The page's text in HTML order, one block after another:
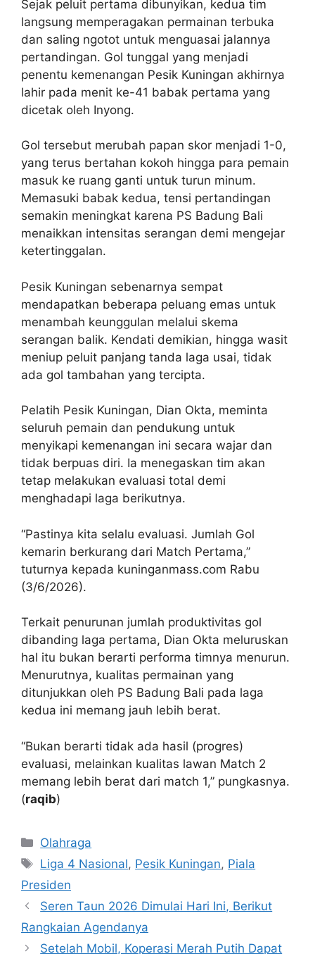
Sejak peluit pertama dibunyikan, kedua tim
langsung memperagakan permainan terbuka
dan saling ngotot untuk menguasai jalannya
pertandingan. Gol tunggal yang menjadi
penentu kemenangan Pesik Kuningan akhirnya
lahir pada menit ke-41 babak pertama yang
dicetak oleh Inyong.
Gol tersebut merubah papan skor menjadi 1-0,
yang terus bertahan kokoh hingga para pemain
masuk ke ruang ganti untuk turun minum.
Memasuki babak kedua, tensi pertandingan
semakin meningkat karena PS Badung Bali
menaikkan intensitas serangan demi mengejar
ketertinggalan.
Pesik Kuningan sebenarnya sempat
mendapatkan beberapa peluang emas untuk
menambah keunggulan melalui skema
serangan balik. Kendati demikian, hingga wasit
meniup peluit panjang tanda laga usai, tidak
ada gol tambahan yang tercipta.
Pelatih Pesik Kuningan, Dian Okta, meminta
seluruh pemain dan pendukung untuk
menyikapi kemenangan ini secara wajar dan
tidak berpuas diri. Ia menegaskan tim akan
tetap melakukan evaluasi total demi
menghadapi laga berikutnya.
“Pastinya kita selalu evaluasi. Jumlah Gol
kemarin berkurang dari Match Pertama,”
tuturnya kepada kuninganmass.com Rabu
(3/6/2026).
Terkait penurunan jumlah produktivitas gol
dibanding laga pertama, Dian Okta meluruskan
hal itu bukan berarti performa timnya menurun.
Menurutnya, kualitas permainan yang
ditunjukkan oleh PS Badung Bali pada laga
kedua ini memang jauh lebih berat.
“Bukan berarti tidak ada hasil (progres)
evaluasi, melainkan kualitas lawan Match 2
memang lebih berat dari match 1,” pungkasnya.
(raqib)
Kategori
Olahraga
Tag
Liga 4 Nasional, Pesik Kuningan, Piala
Presiden
Seren Taun 2026 Dimulai Hari Ini, Berikut
Rangkaian Agendanya
Setelah Mobil, Koperasi Merah Putih Dapat